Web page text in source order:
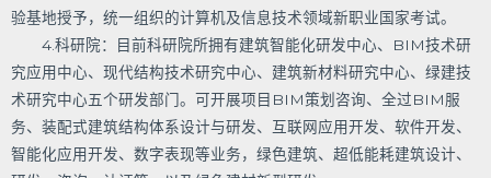
验基地授予，统一组织的计算机及信息技术领域新职业国家考试。
4.科研院：目前科研院所拥有建筑智能化研发中心、BIM技术研
究应用中心、现代结构技术研究中心、建筑新材料研究中心、绿建技
术研究中心五个研发部门。可开展项目BIM策划咨询、全过BIM服
务、装配式建筑结构体系设计与研发、互联网应用开发、软件开发、
智能化应用开发、数字表现等业务，绿色建筑、超低能耗建筑设计、